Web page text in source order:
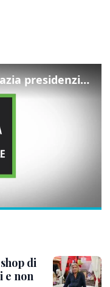
Come viene concessa la grazia presidenziale
di
e non